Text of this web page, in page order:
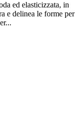
ed elasticizzata, in
e delinea le forme per